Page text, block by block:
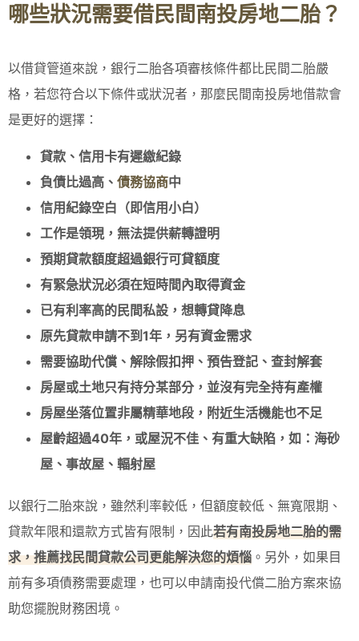
哪些狀況需要借民間南投房地二胎？
以借貸管道來說，銀行二胎各項審核條件都比民間二胎嚴
格，若您符合以下條件或狀況者，那麼民間南投房地借款會
是更好的選擇：
貸款、信用卡有遲繳紀錄
負債比過高、 債務協商中
信用紀錄空白（即信用小白）
工作是領現，無法提供薪轉證明
預期貸款額度超過銀行可貸額度
有緊急狀況必須在短時間內取得資金
已有利率高的民間私設，想轉貸降息
原先貸款申請不到1年，另有資金需求
需要協助代償、解除假扣押、預告登記、查封解套
房屋或土地只有持分某部分，並沒有完全持有產權
房屋坐落位置非屬精華地段，附近生活機能也不足
屋齡超過40年，或屋況不佳、有重大缺陷，如：海砂
屋、事故屋、輻射屋
以銀行二胎來說，雖然利率較低，但額度較低、無寬限期、
貸款年限和還款方式皆有限制，因此若有南投房地二胎的需
求，推薦找民間貸款公司更能解決您的煩惱 。另外，如果目
前有多項債務需要處理，也可以申請南投代償二胎方案來協
助您擺脫財務困境。